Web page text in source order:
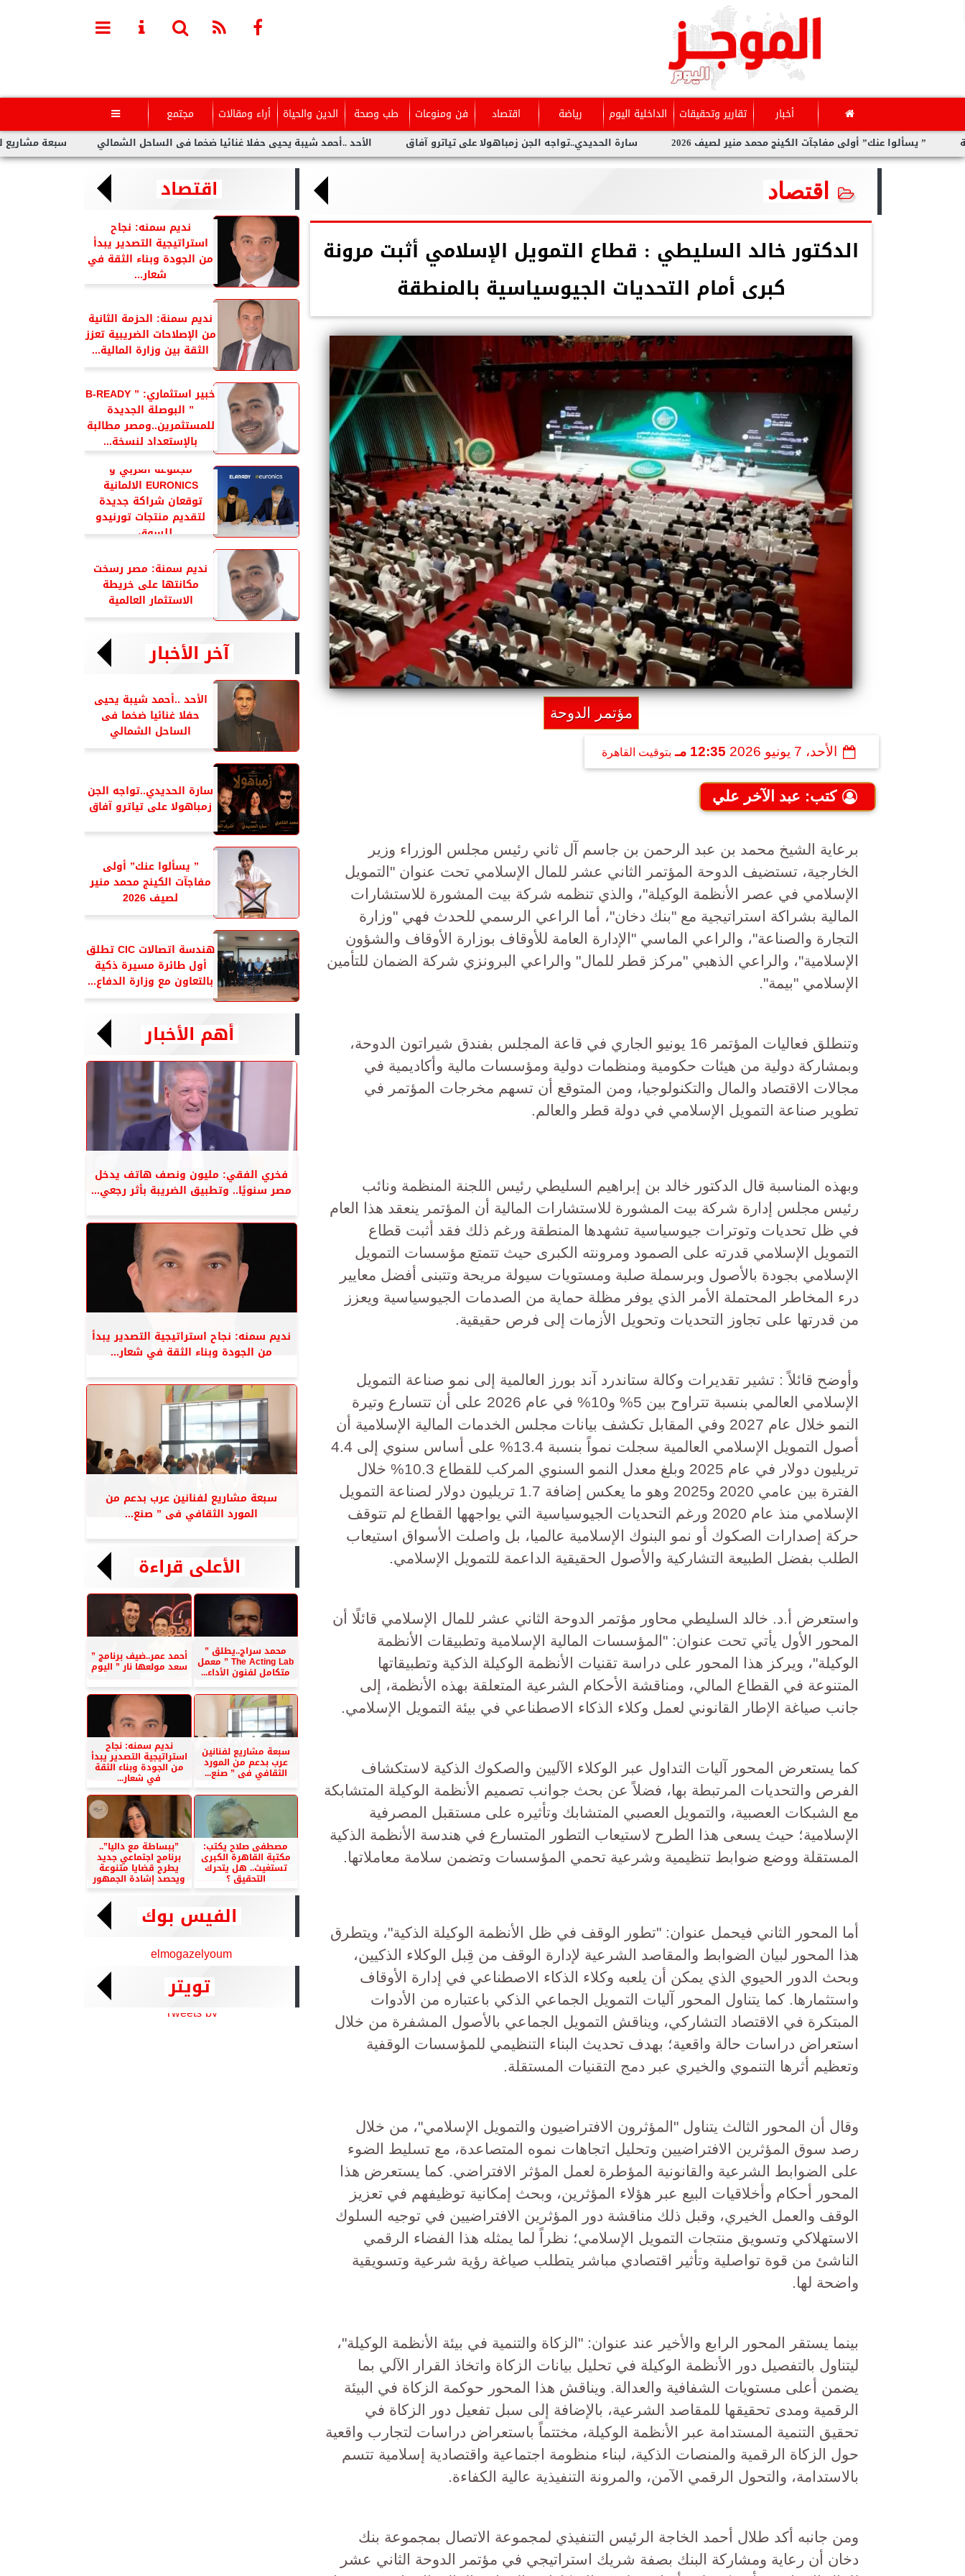
أخبار تقارير وتحقيقات الداخلية اليوم رياضة اقتصاد فن ومنوعات طب وصحة الدين والحياة أراء ومقالات مجتمع 
سبعة مشاريع لفنانين عرب الأحد ..أحمد شيبة يحيى حفلا غنائيا ضخما فى الساحل الشمالي سارة الحديدي..تواجه الجن زمباهولا على تياترو آفاق عنك” أولى مفاجآت الكينج محمد منير لصيف 2026
اقتصاد
الدكتور خالد السليطي : قطاع التمويل الإسلامي أثبت مرونة
كبرى أمام التحديات الجيوسياسية بالمنطقة
مؤتمر الدوحة
الأحد، 7 يونيو 2026 12:35 مـ بتوقيت القاهرة
كتب: عبد الآخر علي
برعاية الشيخ محمد بن عبد الرحمن بن جاسم آل ثاني رئيس مجلس الوزراء وزير
الخارجية، تستضيف الدوحة المؤتمر الثاني عشر للمال الإسلامي تحت عنوان "التمويل
الإسلامي في عصر الأنظمة الوكيلة"، والذي تنظمه شركة بيت المشورة للاستشارات
المالية بشراكة استراتيجية مع "بنك دخان"، أما الراعي الرسمي للحدث فهي "وزارة
التجارة والصناعة"، والراعي الماسي "الإدارة العامة للأوقاف بوزارة الأوقاف والشؤون
الإسلامية"، والراعي الذهبي "مركز قطر للمال" والراعي البرونزي شركة الضمان للتأمين
الإسلامي "بيمة".
وتنطلق فعاليات المؤتمر 16 يونيو الجاري في قاعة المجلس بفندق شيراتون الدوحة،
وبمشاركة دولية من هيئات حكومية ومنظمات دولية ومؤسسات مالية وأكاديمية في
مجالات الاقتصاد والمال والتكنولوجيا، ومن المتوقع أن تسهم مخرجات المؤتمر في
تطوير صناعة التمويل الإسلامي في دولة قطر والعالم.
وبهذه المناسبة قال الدكتور خالد بن إبراهيم السليطي رئيس اللجنة المنظمة ونائب
رئيس مجلس إدارة شركة بيت المشورة للاستشارات المالية أن المؤتمر ينعقد هذا العام
في ظل تحديات وتوترات جيوسياسية تشهدها المنطقة ورغم ذلك فقد أثبت قطاع
التمويل الإسلامي قدرته على الصمود ومرونته الكبرى حيث تتمتع مؤسسات التمويل
الإسلامي بجودة بالأصول وبرسملة صلبة ومستويات سيولة مريحة وتتبنى أفضل معايير
درء المخاطر المحتملة الأمر الذي يوفر مظلة حماية من الصدمات الجيوسياسية ويعزز
من قدرتها على تجاوز التحديات وتحويل الأزمات إلى فرص حقيقية.
وأوضح قائلاً : تشير تقديرات وكالة ستاندرد آند بورز العالمية إلى نمو صناعة التمويل
الإسلامي العالمي بنسبة تتراوح بين 5% و10% في عام 2026 على أن تتسارع وتيرة
النمو خلال عام 2027 وفي المقابل تكشف بيانات مجلس الخدمات المالية الإسلامية أن
أصول التمويل الإسلامي العالمية سجلت نمواً بنسبة 13.4% على أساس سنوي إلى 4.4
تريليون دولار في عام 2025 وبلغ معدل النمو السنوي المركب للقطاع 10.3% خلال
الفترة بين عامي 2020 و2025 وهو ما يعكس إضافة 1.7 تريليون دولار لصناعة التمويل
الإسلامي منذ عام 2020 ورغم التحديات الجيوسياسية التي يواجهها القطاع لم تتوقف
حركة إصدارات الصكوك أو نمو البنوك الإسلامية عالميا، بل واصلت الأسواق استيعاب
الطلب بفضل الطبيعة التشاركية والأصول الحقيقية الداعمة للتمويل الإسلامي.
واستعرض أ.د. خالد السليطي محاور مؤتمر الدوحة الثاني عشر للمال الإسلامي قائلًا أن
المحور الأول يأتي تحت عنوان: "المؤسسات المالية الإسلامية وتطبيقات الأنظمة
الوكيلة"، ويركز هذا المحور على دراسة تقنيات الأنظمة الوكيلة الذكية وتطبيقاتها
المتنوعة في القطاع المالي، ومناقشة الأحكام الشرعية المتعلقة بهذه الأنظمة، إلى
جانب صياغة الإطار القانوني لعمل وكلاء الذكاء الاصطناعي في بيئة التمويل الإسلامي.
كما يستعرض المحور آليات التداول عبر الوكلاء الآليين والصكوك الذكية لاستكشاف
الفرص والتحديات المرتبطة بها، فضلاً عن بحث جوانب تصميم الأنظمة الوكيلة المتشابكة
مع الشبكات العصبية، والتمويل العصبي المتشابك وتأثيره على مستقبل المصرفية
الإسلامية؛ حيث يسعى هذا الطرح لاستيعاب التطور المتسارع في هندسة الأنظمة الذكية
المستقلة ووضع ضوابط تنظيمية وشرعية تحمي المؤسسات وتضمن سلامة معاملاتها.
أما المحور الثاني فيحمل عنوان: "تطور الوقف في ظل الأنظمة الوكيلة الذكية"، ويتطرق
هذا المحور لبيان الضوابط والمقاصد الشرعية لإدارة الوقف من قِبل الوكلاء الذكيين،
وبحث الدور الحيوي الذي يمكن أن يلعبه وكلاء الذكاء الاصطناعي في إدارة الأوقاف
واستثمارها. كما يتناول المحور آليات التمويل الجماعي الذكي باعتباره من الأدوات
المبتكرة في الاقتصاد التشاركي، ويناقش التمويل الجماعي بالأصول المشفرة من خلال
استعراض دراسات حالة واقعية؛ بهدف تحديث البناء التنظيمي للمؤسسات الوقفية
وتعظيم أثرها التنموي والخيري عبر دمج التقنيات المستقلة.
وقال أن المحور الثالث يتناول "المؤثرون الافتراضيون والتمويل الإسلامي"، من خلال
رصد سوق المؤثرين الافتراضيين وتحليل اتجاهات نموه المتصاعدة، مع تسليط الضوء
على الضوابط الشرعية والقانونية المؤطرة لعمل المؤثر الافتراضي. كما يستعرض هذا
المحور أحكام وأخلاقيات البيع عبر هؤلاء المؤثرين، وبحث إمكانية توظيفهم في تعزيز
الوقف والعمل الخيري، وقبل ذلك مناقشة دور المؤثرين الافتراضيين في توجيه السلوك
الاستهلاكي وتسويق منتجات التمويل الإسلامي؛ نظراً لما يمثله هذا الفضاء الرقمي
الناشئ من قوة تواصلية وتأثير اقتصادي مباشر يتطلب صياغة رؤية شرعية وتسويقية
واضحة لها.
بينما يستقر المحور الرابع والأخير عند عنوان: "الزكاة والتنمية في بيئة الأنظمة الوكيلة"،
ليتناول بالتفصيل دور الأنظمة الوكيلة في تحليل بيانات الزكاة واتخاذ القرار الآلي بما
يضمن أعلى مستويات الشفافية والعدالة. ويناقش هذا المحور حوكمة الزكاة في البيئة
الرقمية ومدى تحقيقها للمقاصد الشرعية، بالإضافة إلى سبل تفعيل دور الزكاة في
تحقيق التنمية المستدامة عبر الأنظمة الوكيلة، مختتماً باستعراض دراسات لتجارب واقعية
حول الزكاة الرقمية والمنصات الذكية، لبناء منظومة اجتماعية واقتصادية إسلامية تتسم
بالاستدامة، والتحول الرقمي الآمن، والمرونة التنفيذية عالية الكفاءة.
ومن جانبه أكد طلال أحمد الخاجة الرئيس التنفيذي لمجموعة الاتصال بمجموعة بنك
دخان أن رعاية ومشاركة البنك بصفة شريك استراتيجي في مؤتمر الدوحة الثاني عشر
اقتصاد
نديم سمنه: نجاح
استراتيجية التصدير يبدأ
من الجودة وبناء الثقة في
شعار...
نديم سمنة: الحزمة الثانية
من الإصلاحات الضريبية تعزز
الثقة بين وزارة المالية...
خبير استثماري: ” B-READY
” البوصلة الجديدة
للمستثمرين..ومصر مطالبة
بالإستعداد لنسخة...
مجموعة العربي و
EURONICS الالمانية
توقعان شراكة جديدة
لتقديم منتجات تورنيدو
للسوق...
نديم سمنة: مصر رسخت
مكانتها على خريطة
الاستثمار العالمية
آخر الأخبار
الأحد ..أحمد شيبة يحيى
حفلا غنائيا ضخما فى
الساحل الشمالي
سارة الحديدي..تواجه الجن
زمباهولا على تياترو آفاق
” يسألوا عنك” أولى
مفاجآت الكينج محمد منير
لصيف 2026
هندسة اتصالات CIC تطلق
أول طائرة مسيرة ذكية
بالتعاون مع وزارة الدفاع...
أهم الأخبار
فخري الفقي: مليون ونصف هاتف يدخل
مصر سنويًا.. وتطبيق الضريبة بأثر رجعي...
نديم سمنه: نجاح استراتيجية التصدير يبدأ
من الجودة وبناء الثقة في شعار...
سبعة مشاريع لفنانين عرب بدعم من
المورد الثقافي فى ” صنع...
الأعلى قراءة
محمد سراج..يطلق ”
The Acting Lab ” معمل
متكامل لفنون الأداء...
أحمد عمر..ضيف برنامج ”
سعد مولعها نار ” اليوم
سبعة مشاريع لفنانين
عرب بدعم من المورد
الثقافي فى ” صنع...
نديم سمنه: نجاح
استراتيجية التصدير يبدأ
من الجودة وبناء الثقة
في شعار...
مصطفى صلاح يكتب:
مكتبة القاهرة الكبرى
تستغيث.. هل يتحرك
التحقيق ؟
”ببساطة مع داليا”..
برنامج اجتماعي جديد
يطرح قضايا متنوعة
ويحصد إشادة الجمهور
الفيس بوك
elmogazelyoum
تويتر
Tweets by